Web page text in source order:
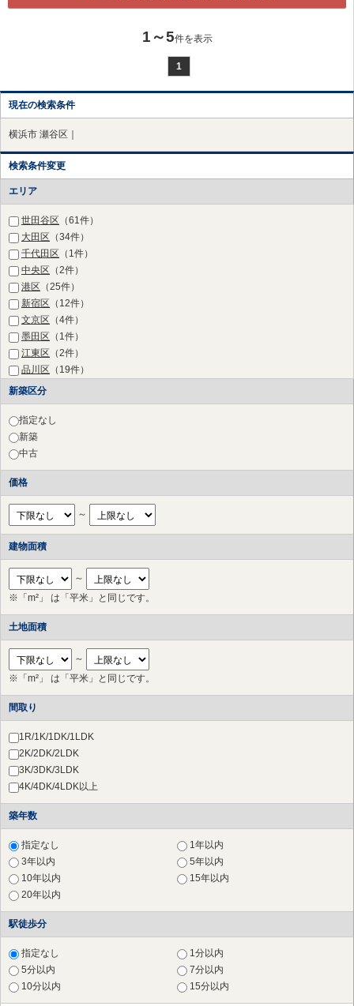
1～5件を表示
1
現在の検索条件
横浜市 瀬谷区｜
検索条件変更
エリア
世田谷区 （61件）
大田区 （34件）
千代田区 （1件）
中央区 （2件）
港区 （25件）
新宿区 （12件）
文京区 （4件）
墨田区 （1件）
江東区 （2件）
品川区 （19件）
目黒区
渋谷区（27件）
中野区（2件）
杉並区
豊島区
練馬区（1件）
三鷹市
府中市（11件）
調布市（17件）
町田市（10件）
小金井市
国立市（2件）
狛江市（3件）
多摩市 （17件）
川崎市 高津区
川崎市 中原区
（20件）
川崎市 多摩区
（24件）
川崎市 宮前区（65件）
川崎市 幸区
横浜市 都筑区 （19件）
横浜市 青葉区
さいたま市 北区
草加市（1件）
横浜市 鶴見区（28件）
横浜市 神奈川区
横浜市 中区
横浜市 南区
横浜市 保土ケ谷区
横浜市 磯子区
横浜市 金沢区
横浜市 港南区
横浜市 旭区
横浜市 緑区
新築区分
指定なし
新築
中古
価格
～
建物面積
～
※「m²」 は「平米」と同じです。
土地面積
～
※「m²」 は「平米」と同じです。
間取り
1R/1K/1DK/1LDK
2K/2DK/2LDK
3K/3DK/3LDK
4K/4DK/4LDK以上
築年数
指定なし
1年以内
3年以内
5年以内
10年以内
15年以内
20年以内
駅徒歩分
指定なし
1分以内
5分以内
7分以内
10分以内
15分以内